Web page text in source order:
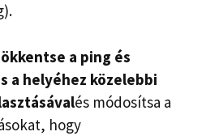
a ping és
a helyéhez közelebbi
és módosítsa a
hogy